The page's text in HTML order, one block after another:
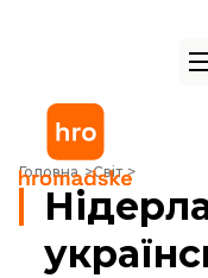
Головна Світ
Нідерланди визнали